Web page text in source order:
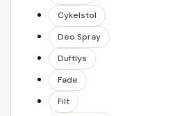
Cykelstol
Deo Spray
Duftlys
Fade
Filt